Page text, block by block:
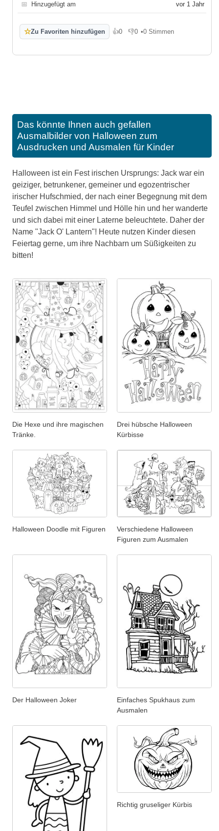
📅 Hinzugefügt am vor 1 Jahr
☆Zu Favoriten hinzufügen 👍0
Gefällt mir
👎0
Gefällt mir nicht
•0 Stimmen
Das könnte Ihnen auch gefallen
Ausmalbilder von Halloween zum
Ausdrucken und Ausmalen für Kinder
Halloween ist ein Fest irischen Ursprungs: Jack war ein
geiziger, betrunkener, gemeiner und egozentrischer
irischer Hufschmied, der nach einer Begegnung mit dem
Teufel zwischen Himmel und Hölle hin und her wanderte
und sich dabei mit einer Laterne beleuchtete. Daher der
Name "Jack O' Lantern"! Heute nutzen Kinder diesen
Feiertag gerne, um ihre Nachbarn um Süßigkeiten zu
bitten!
Die Hexe und ihre magischen
Tränke.
Drei hübsche Halloween
Kürbisse
Halloween Doodle mit Figuren
Verschiedene Halloween
Figuren zum Ausmalen
Der Halloween Joker
Einfaches Spukhaus zum
Ausmalen
Richtig gruseliger Kürbis